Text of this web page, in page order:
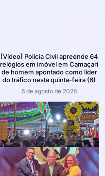
[Vídeo] Polícia Civil apreende 64
relógios em imóvel em Camaçari
de homem apontado como líder
do tráfico nesta quinta-feira (6)
6 de agosto de 2026